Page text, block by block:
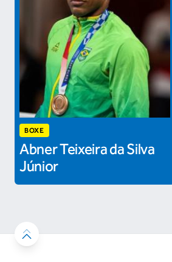
BOXE
Abner Teixeira da Silva
Júnior